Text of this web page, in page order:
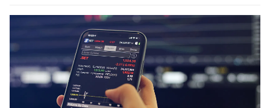
flessibilità e rendimento. Come funzionano […]